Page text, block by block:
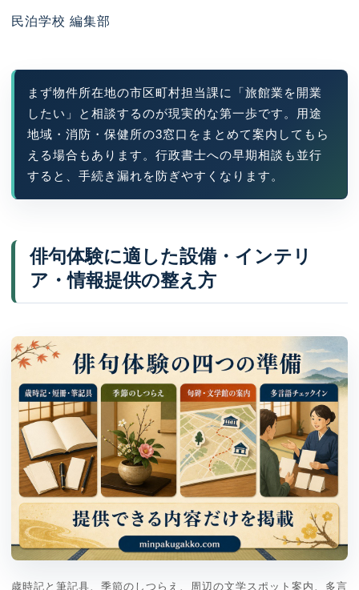
民泊学校 編集部
まず物件所在地の市区町村担当課に「旅館業を開業
したい」と相談するのが現実的な第一歩です。用途
地域・消防・保健所の3窓口をまとめて案内してもら
える場合もあります。行政書士への早期相談も並行
すると、手続き漏れを防ぎやすくなります。
俳句体験に適した設備・インテリ
ア・情報提供の整え方
歳時記と筆記具、季節のしつらえ、周辺の文学スポット案内、多言